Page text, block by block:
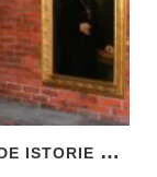
M
UZEUL BRUKENTHAL: 200 DE ANI DE ISTORIE ȘI ARTĂ ÎN INIMA SIBIULUI